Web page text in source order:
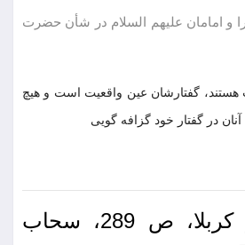
و امامان علیهم السلام در شأن حضرت
گفتارشان عین واقعیت است و هیچ
در گفتار خود گزافه گویی
1- 17. سردار کربلا، ص 289، سحاب